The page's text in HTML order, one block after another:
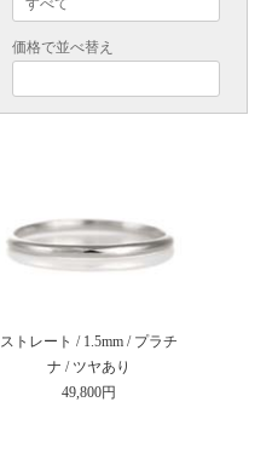
価格で並べ替え
ストレート / 1.5mm / プラチ
ナ / ツヤあり
49,800円